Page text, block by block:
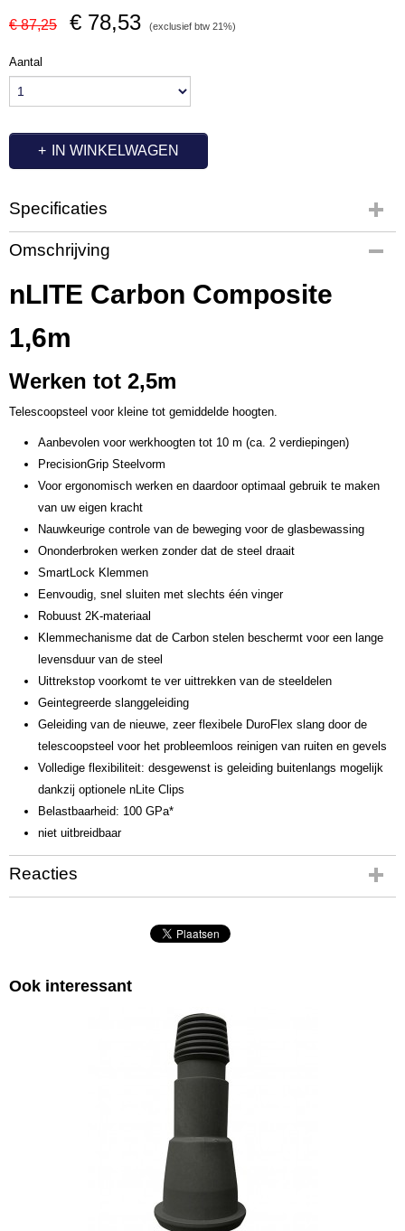
€ 87,25 € 78,53 (exclusief btw 21%)
Aantal
IN WINKELWAGEN
Specificaties
Productcode
UN3550
Omschrijving
nLITE Carbon Composite
1,6m
Werken tot 2,5m
Telescoopsteel voor kleine tot gemiddelde hoogten.
Aanbevolen voor werkhoogten tot 10 m (ca. 2 verdiepingen)
PrecisionGrip Steelvorm
Voor ergonomisch werken en daardoor optimaal gebruik te maken
van uw eigen kracht
Nauwkeurige controle van de beweging voor de glasbewassing
Ononderbroken werken zonder dat de steel draait
SmartLock Klemmen
Eenvoudig, snel sluiten met slechts één vinger
Robuust 2K-materiaal
Klemmechanisme dat de Carbon stelen beschermt voor een lange
levensduur van de steel
Uittrekstop voorkomt te ver uittrekken van de steeldelen
Geintegreerde slanggeleiding
Geleiding van de nieuwe, zeer flexibele DuroFlex slang door de
telescoopsteel voor het probleemloos reinigen van ruiten en gevels
Volledige flexibiliteit: desgewenst is geleiding buitenlangs mogelijk
dankzij optionele nLite Clips
Belastbaarheid: 100 GPa*
niet uitbreidbaar
Reacties
Ook interessant